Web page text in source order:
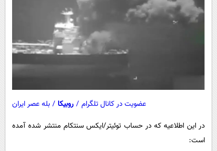
عضویت در کانال تلگرام / روبیکا / بله عصر ایران
در این اطلاعیه که در حساب توئیتر/ایکس سنتکام منتشر شده آمده
است: